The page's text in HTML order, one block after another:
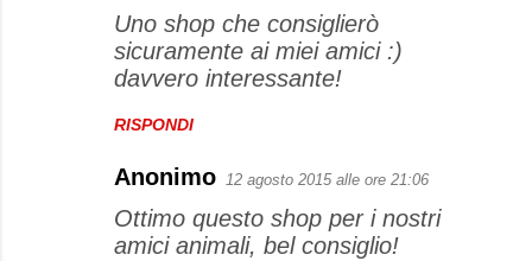
Uno shop che consiglierò
sicuramente ai miei amici :)
davvero interessante!
RISPONDI
Anonimo 12 agosto 2015 alle ore 21:06
Ottimo questo shop per i nostri
amici animali, bel consiglio!